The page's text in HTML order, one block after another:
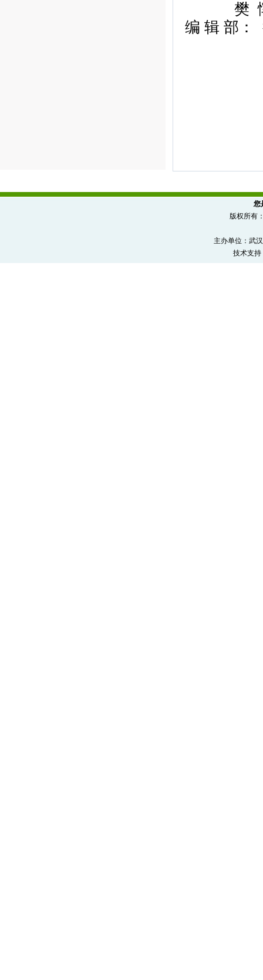
樊
编 辑 部：
您
版权所有
主办单位：武
技术支持